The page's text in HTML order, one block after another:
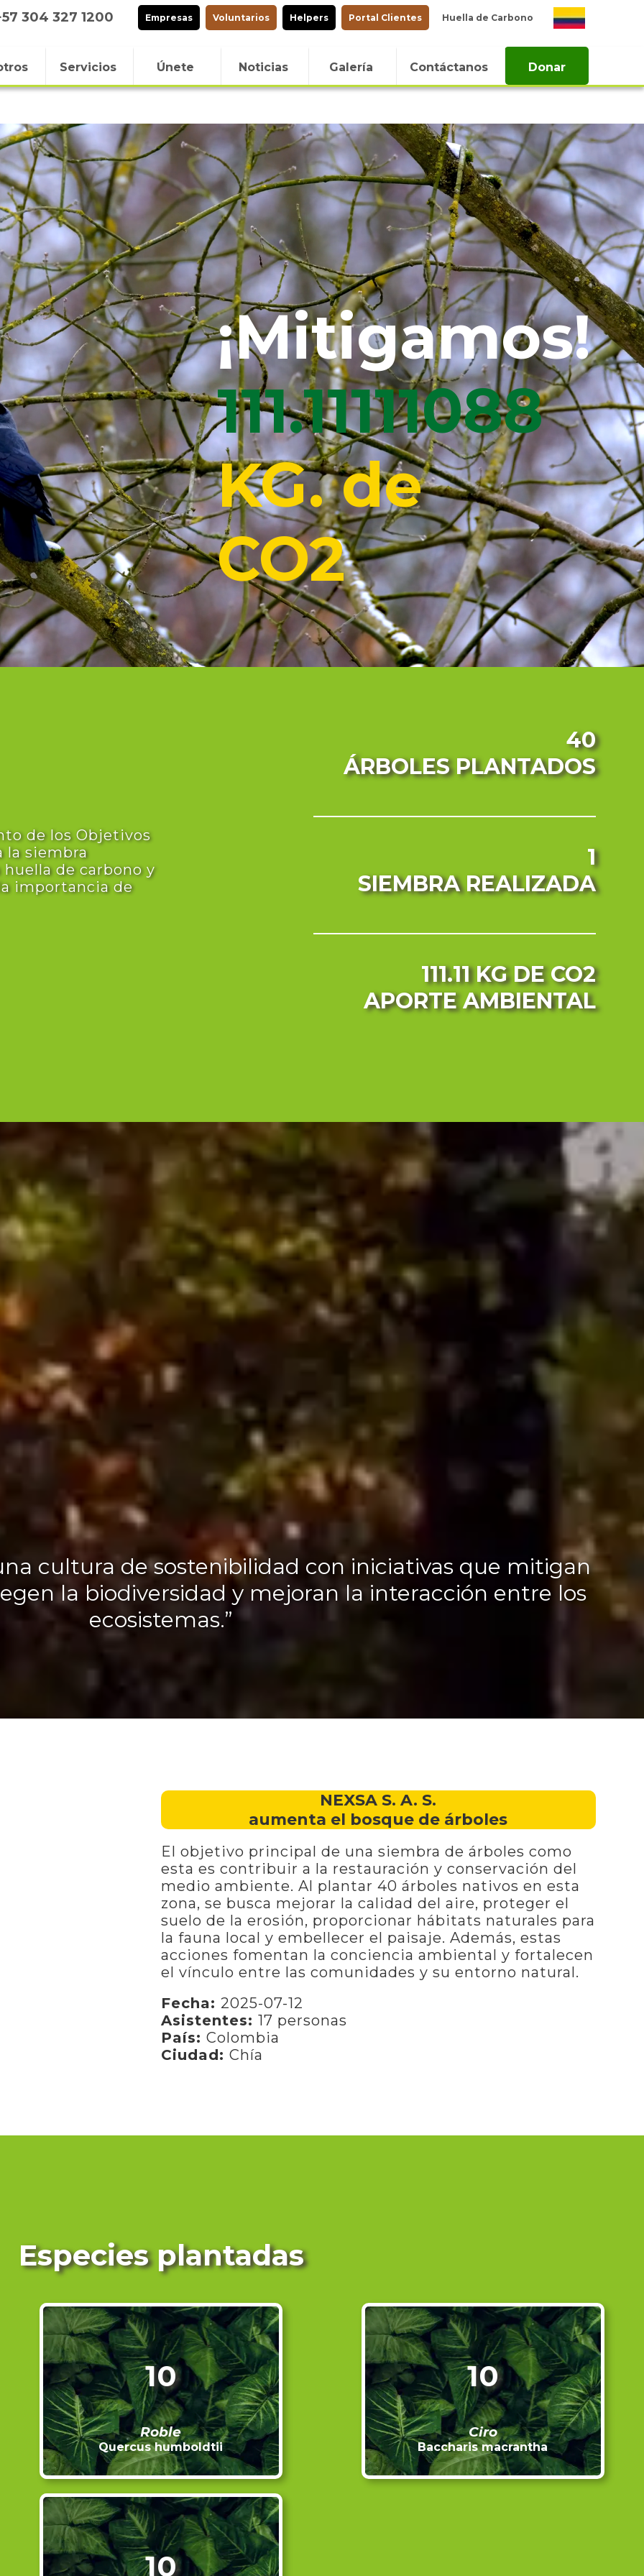
304 327 1200 Empresas Voluntarios Helpers Portal Clientes Huella de Carbono
Servicios Únete Noticias Galería Contáctanos Donar
¡Mitigamos!
111.11111090
KG. de
CO2
de los Objetivos
la siembra
de carbono y
importancia de
40
ÁRBOLES PLANTADOS
1
SIEMBRA REALIZADA
111.11 KGDE CO2
APORTE AMBIENTAL
cultura de sostenibilidad con iniciativas que mitigan
la biodiversidad y mejoran la interacción entre los
ecosistemas.”
NEXSA S. A. S.
aumenta el bosque de árboles
El objetivo principal de una siembra de árboles como
esta es contribuir a la restauración y conservación del
medio ambiente. Al plantar 40 árboles nativos en esta
zona, se busca mejorar la calidad del aire, proteger el
suelo de la erosión, proporcionar hábitats naturales para
la fauna local y embellecer el paisaje. Además, estas
acciones fomentan la conciencia ambiental y fortalecen
el vínculo entre las comunidades y su entorno natural.
Fecha: 2025-07-12
Asistentes: 17 personas
País: Colombia
Ciudad: Chía
Especies plantadas
10
Roble
Quercus humboldtii
10
Ciro
Baccharis macrantha
10